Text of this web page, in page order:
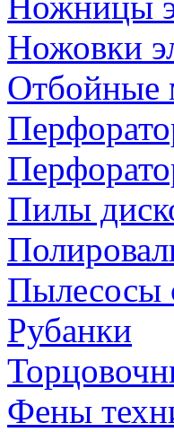
Ножовки
Отбойные
Пилы
Пылесосы
Рубанки
Фены